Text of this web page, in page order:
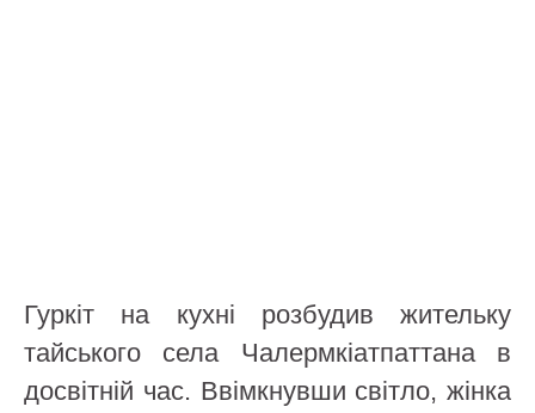
Гуркіт на кухні розбудив жительку
тайського села Чалермкіатпаттана в
досвітній час. Ввімкнувши світло, жінка